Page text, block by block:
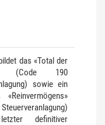
das «Total der
(Code 190
sowie ein
definitiver